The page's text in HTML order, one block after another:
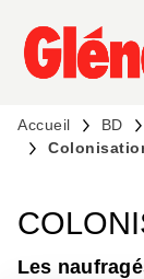
MENU
PIED DE
Accueil BD
Les